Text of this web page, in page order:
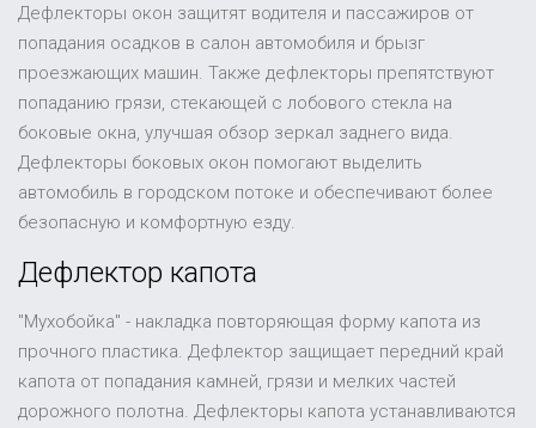
Дефлекторы окон защитят водителя и пассажиров от
попадания осадков в салон автомобиля и брызг
проезжающих машин. Также дефлекторы препятствуют
попаданию грязи, стекающей с лобового стекла на
боковые окна, улучшая обзор зеркал заднего вида.
Дефлекторы боковых окон помогают выделить
автомобиль в городском потоке и обеспечивают более
безопасную и комфортную езду.
Дефлектор капота
"Мухобойка" - накладка повторяющая форму капота из
прочного пластика. Дефлектор защищает передний край
капота от попадания камней, грязи и мелких частей
дорожного полотна. Дефлекторы капота устанавливаются